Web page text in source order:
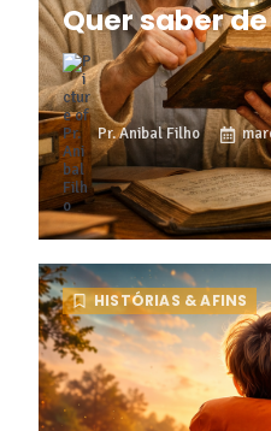
Quer saber
Pr. Anibal Filho
HISTÓRIAS & AFINS